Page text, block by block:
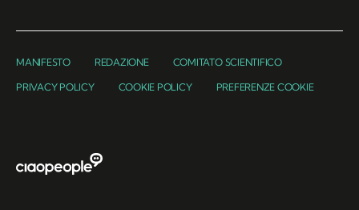
MANIFESTO REDAZIONE COMITATO SCIENTIFICO
PRIVACY POLICY COOKIE POLICY PREFERENZE COOKIE